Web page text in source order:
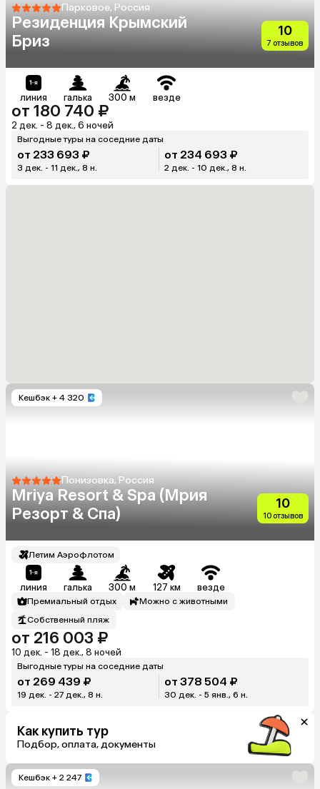
Парковое, Россия
Резиденция Крымский
Бриз
10
7 отзывов
линия галька 300 м везде
от 180 740 ₽
2 дек. - 8 дек., 6 ночей
Выгодные туры на соседние даты
от 233 693 ₽
3 дек. - 11 дек., 8 н.
от 234 693 ₽
2 дек. - 10 дек., 8 н.
Кешбэк + 4 320
Понизовка, Россия
Mriya Resort & Spa (Мрия
Резорт & Спа)
10
10 отзывов
Летим Аэрофлотом
линия галька 300 м 127 км везде
Премиальный отдых
Можно с животными
Собственный пляж
от 216 003 ₽
10 дек. - 18 дек., 8 ночей
Выгодные туры на соседние даты
от 269 439 ₽
19 дек. - 27 дек., 8 н.
от 378 504 ₽
30 дек. - 5 янв., 6 н.
Как купить тур
Подбор, оплата, документы
Кешбэк + 2 247